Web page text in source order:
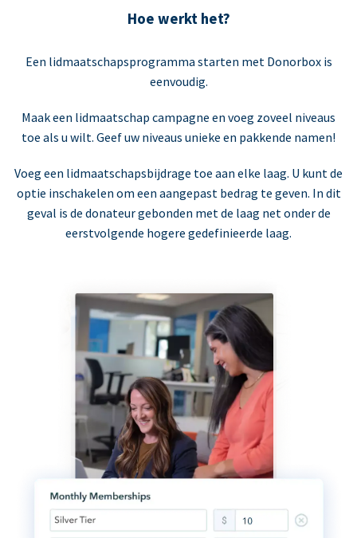
Hoe werkt het?
Een lidmaatschapsprogramma starten met Donorbox is
eenvoudig.
Maak een lidmaatschap campagne en voeg zoveel niveaus
toe als u wilt. Geef uw niveaus unieke en pakkende namen!
Voeg een lidmaatschapsbijdrage toe aan elke laag. U kunt de
optie inschakelen om een aangepast bedrag te geven. In dit
geval is de donateur gebonden met de laag net onder de
eerstvolgende hogere gedefinieerde laag.